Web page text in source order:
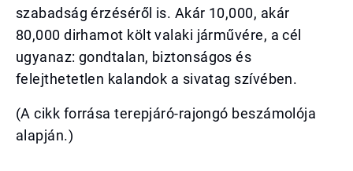
szabadság érzéséről is. Akár 10,000, akár
80,000 dirhamot költ valaki járművére, a cél
ugyanaz: gondtalan, biztonságos és
felejthetetlen kalandok a sivatag szívében.
(A cikk forrása terepjáró-rajongó beszámolója
alapján.)